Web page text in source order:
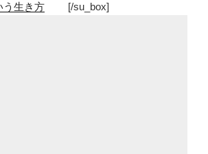
う生き方 [/su_box]